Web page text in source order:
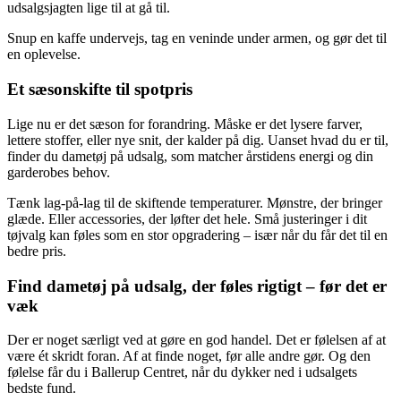
udsalgsjagten lige til at gå til.
Snup en kaffe undervejs, tag en veninde under armen, og gør det til
en oplevelse.
Et sæsonskifte til spotpris
Lige nu er det sæson for forandring. Måske er det lysere farver,
lettere stoffer, eller nye snit, der kalder på dig. Uanset hvad du er til,
finder du dametøj på udsalg, som matcher årstidens energi og din
garderobes behov.
Tænk lag-på-lag til de skiftende temperaturer. Mønstre, der bringer
glæde. Eller accessories, der løfter det hele. Små justeringer i dit
tøjvalg kan føles som en stor opgradering – især når du får det til en
bedre pris.
Find dametøj på udsalg, der føles rigtigt – før det er
væk
Der er noget særligt ved at gøre en god handel. Det er følelsen af at
være ét skridt foran. Af at finde noget, før alle andre gør. Og den
følelse får du i Ballerup Centret, når du dykker ned i udsalgets
bedste fund.